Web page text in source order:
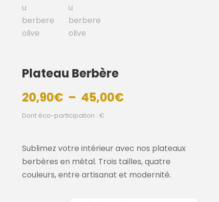
Plateau Berbère
20,90€ – 45,00€Plage
à
45,00€
Dont éco-participation : €
Sublimez votre intérieur avec nos plateaux
berbères en métal. Trois tailles, quatre
couleurs, entre artisanat et modernité.